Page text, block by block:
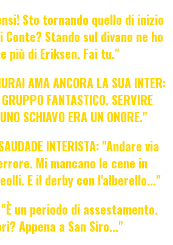
Sto tornando quello di inizio
Stando sul divano ne ho
più di Eriksen. Fai tu."
AMA ANCORA LA SUA INTER:
FANTASTICO. SERVIRE
SCHIAVO ERA UN ONORE."
INTERISTA: "Andare via
Mi mancano le cene in
E il derby con l'alberello..."
"È un periodo di assestamento.
Appena a San Siro..."